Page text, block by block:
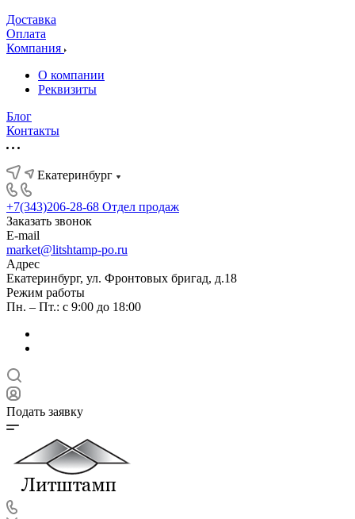
Доставка
Оплата
Компания
О компании
Реквизиты
Блог
Контакты
Екатеринбург
+7(343)206-28-68 Отдел продаж
Заказать звонок
E-mail
market@litshtamp-po.ru
Адрес
Екатеринбург, ул. Фронтовых бригад, д.18
Режим работы
Пн. – Пт.: с 9:00 до 18:00
Подать заявку